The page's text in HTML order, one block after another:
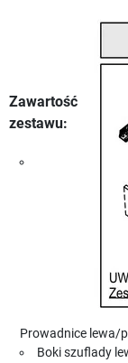
Zawartość
zestawu:
Prowadnice lewa/
Boki szuflady